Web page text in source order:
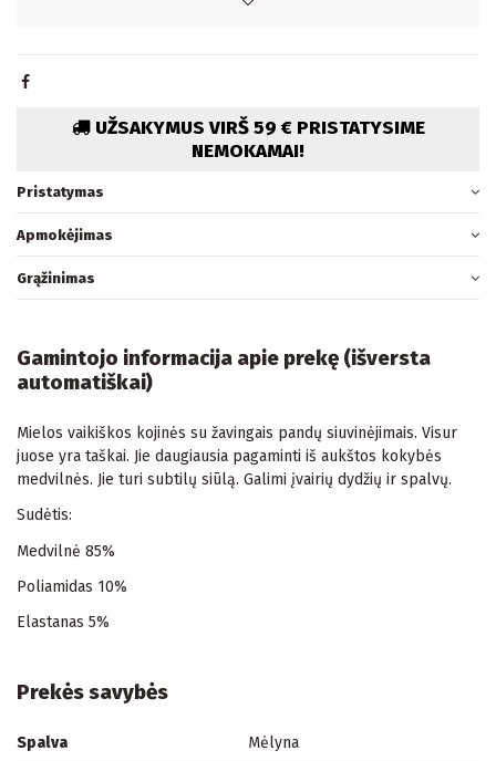
UŽSAKYMUS VIRŠ 59 € PRISTATYSIME
NEMOKAMAI!
Pristatymas
Apmokėjimas
Grąžinimas
Gamintojo informacija apie prekę (išversta
automatiškai)
Mielos vaikiškos kojinės su žavingais pandų siuvinėjimais. Visur
juose yra taškai. Jie daugiausia pagaminti iš aukštos kokybės
medvilnės. Jie turi subtilų siūlą. Galimi įvairių dydžių ir spalvų.
Sudėtis:
Medvilnė 85%
Poliamidas 10%
Elastanas 5%
Prekės savybės
Spalva Mėlyna